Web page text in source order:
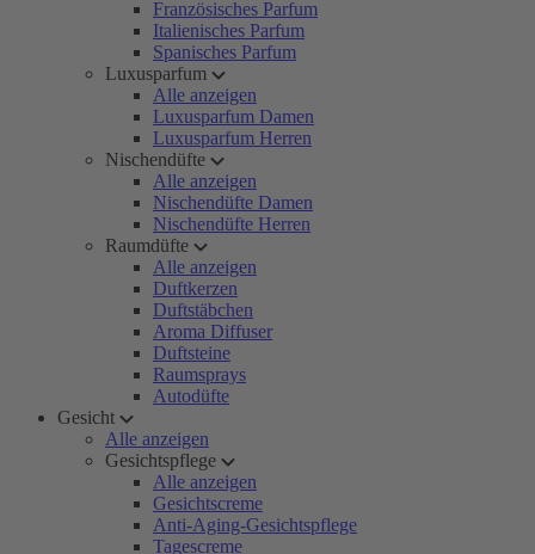
Französisches Parfum
Italienisches Parfum
Spanisches Parfum
Luxusparfum
Alle anzeigen
Luxusparfum Damen
Luxusparfum Herren
Nischendüfte
Alle anzeigen
Nischendüfte Damen
Nischendüfte Herren
Raumdüfte
Alle anzeigen
Duftkerzen
Duftstäbchen
Aroma Diffuser
Duftsteine
Raumsprays
Autodüfte
Gesicht
Alle anzeigen
Gesichtspflege
Alle anzeigen
Gesichtscreme
Anti-Aging-Gesichtspflege
Tagescreme